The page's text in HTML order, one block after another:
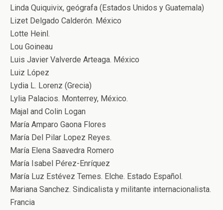
Linda Quiquivix, geógrafa (Estados Unidos y Guatemala)
Lizet Delgado Calderón. México
Lotte Heinl.
Lou Goineau
Luis Javier Valverde Arteaga. México
Luiz López
Lydia L. Lorenz (Grecia)
Lylia Palacios. Monterrey, México.
Majal and Colin Logan
María Amparo Gaona Flores
María Del Pilar Lopez Reyes.
María Elena Saavedra Romero
María Isabel Pérez-Enríquez
María Luz Estévez Temes. Elche. Estado Español.
Mariana Sanchez. Sindicalista y militante internacionalista.
Francia